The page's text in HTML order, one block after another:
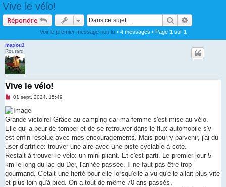
Vive le vélo!
Répondre Rechercher
Voir le premier message non lu• 4 messages • Page 1sur 1
maxou1
Routard
Vive le vélo!
M
s
s
a
g
e
n
o
n
l
u
01 sept. 2024, 15:49
Grande victoire! Grâce au camping-car ma femme s'est mise au vélo.
Elle qui a peur de tomber et de se retrouver dans le flux automobile s'y
est enfin résolue avec mes encouragements. Mais pour y parvenir, j'ai du
user d'artifice: trouver une aire avec une piste cyclable à coté.
Restait à trouver le vélo: un mini pliant. Et c'est parti. Le premier jour 5
km le long du lac du Der, l'année passée. Il ne faut pas être trop
gourmand. C'était une fierté pour elle lorsqu'elle a vu qu'elle allait plus vite
et plus loin qu'à pied. On a tout de même 70 ans passés.